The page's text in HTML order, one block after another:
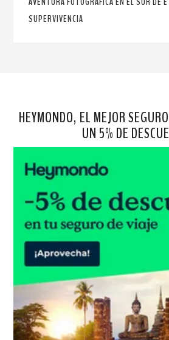
SUPERVIVENCIA
HEYMONDO, EL MEJOR
UN 5% DE